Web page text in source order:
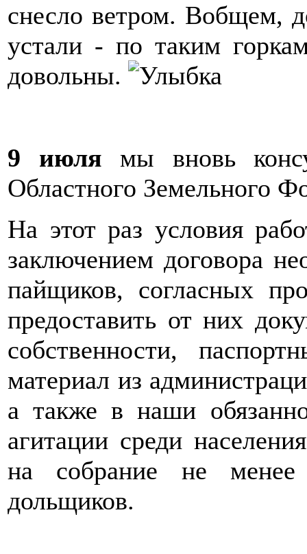
снесло ветром. Вобщем,
устали - по таким
довольны.
9 июля мы вновь
Областного Земельного
На этот раз условия
заключением договора
пайщиков, согласных
предоставить от них
собственности,
материал из
а также в наши
агитации среди
на собрание не
дольщиков.